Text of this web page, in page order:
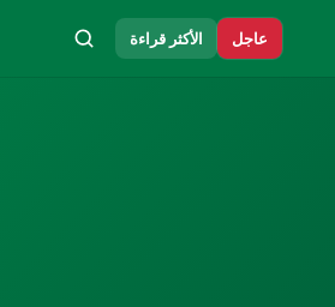
عاجل الأكثر قراءة